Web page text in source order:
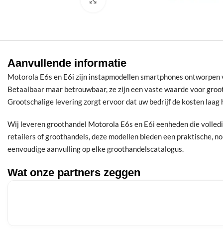
Aanvullende informatie
Motorola E6s en E6i zijn instapmodellen smartphones
Betaalbaar maar betrouwbaar, ze zijn een vaste waarde voor
Grootschalige levering zorgt ervoor dat uw bedrijf de kosten laag
Wij leveren groothandel Motorola E6s en E6i eenheden die
retailers of groothandels, deze modellen bieden een praktische,
eenvoudige aanvulling op elke groothandelscatalogus.
Wat onze partners zeggen